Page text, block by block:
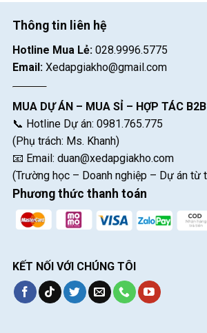
Thông tin liên hệ
Hotline Mua Lẻ: 028.9996.5775
Email: Xedapgiakho@gmail.com
MUA DỰ ÁN – MUA SỈ – HỢP TÁC B2B
📞 Hotline Dự án: 0981.765.775
(Phụ trách: Ms. Khanh)
📧 Email: duan@xedapgiakho.com
(Trường học – Doanh nghiệp – Dự án từ
Phương thức thanh toán
KẾT NỐI VỚI CHÚNG TÔI